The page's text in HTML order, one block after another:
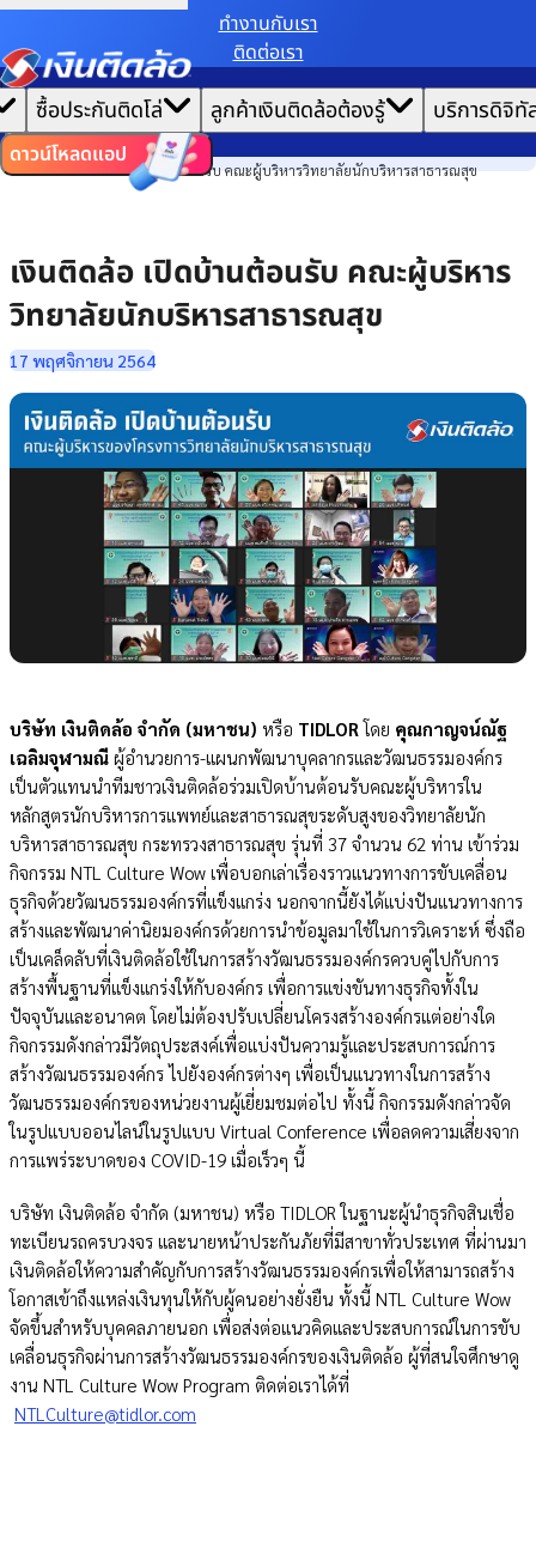
ทํางานกับเรา
ติดต่อเรา
|
ไทย EN
ซื้อประกันติดโล่ ลูกค้าเงินติดล้อต้องรู้ บริการดิจิทั
ดาวน์โหลดแอป
หน้าแรก
ข่าวสาร
องค์กร
เงินติดล้อ เปิดบ้านต้อนรับ คณะผู้บริหารวิทยาลัยนักบริหารสาธารณสุข
เงินติดล้อ เปิดบ้านต้อนรับ คณะผู้บริหาร
วิทยาลัยนักบริหารสาธารณสุข
17 พฤศจิกายน 2564
บริษัท เงินติดล้อ จำกัด (มหาชน) หรือ TIDLORโดย คุณกาญจน์ณัฐ
เฉลิมจุฬามณี ผู้อำนวยการ-แผนกพัฒนาบุคลากรและวัฒนธรรมองค์กร
เป็นตัวแทนนำทีมชาวเงินติดล้อร่วมเปิดบ้านต้อนรับคณะผู้บริหารใน
หลักสูตรนักบริหารการแพทย์และสาธารณสุขระดับสูงของวิทยาลัยนัก
บริหารสาธารณสุข กระทรวงสาธารณสุข รุ่นที่ 37 จำนวน 62 ท่าน เข้าร่วม
กิจกรรม NTL Culture Wow เพื่อบอกเล่าเรื่องราวแนวทางการขับเคลื่อน
ธุรกิจด้วยวัฒนธรรมองค์กรที่แข็งแกร่ง นอกจากนี้ยังได้แบ่งปันแนวทางการ
สร้างและพัฒนาค่านิยมองค์กรด้วยการนำข้อมูลมาใช้ในการวิเคราะห์ ซึ่งถือ
เป็นเคล็ดลับที่เงินติดล้อใช้ในการสร้างวัฒนธรรมองค์กรควบคู่ไปกับการ
สร้างพื้นฐานที่แข็งแกร่งให้กับองค์กร เพื่อการแข่งขันทางธุรกิจทั้งใน
ปัจจุบันและอนาคต โดยไม่ต้องปรับเปลี่ยนโครงสร้างองค์กรแต่อย่างใด
กิจกรรมดังกล่าวมีวัตถุประสงค์เพื่อแบ่งปันความรู้และประสบการณ์การ
สร้างวัฒนธรรมองค์กร ไปยังองค์กรต่างๆ เพื่อเป็นแนวทางในการสร้าง
วัฒนธรรมองค์กรของหน่วยงานผู้เยี่ยมชมต่อไป ทั้งนี้ กิจกรรมดังกล่าวจัด
ในรูปแบบออนไลน์ในรูปแบบ Virtual Conference เพื่อลดความเสี่ยงจาก
การแพร่ระบาดของ COVID-19 เมื่อเร็วๆ นี้
บริษัท เงินติดล้อ จำกัด (มหาชน) หรือ TIDLOR ในฐานะผู้นำธุรกิจสินเชื่อ
ทะเบียนรถครบวงจร และนายหน้าประกันภัยที่มีสาขาทั่วประเทศ ที่ผ่านมา
เงินติดล้อให้ความสำคัญกับการสร้างวัฒนธรรมองค์กรเพื่อให้สามารถสร้าง
โอกาสเข้าถึงแหล่งเงินทุนให้กับผู้คนอย่างยั่งยืน ทั้งนี้ NTL Culture Wow
จัดขึ้นสำหรับบุคคลภายนอก เพื่อส่งต่อแนวคิดและประสบการณ์ในการขับ
เคลื่อนธุรกิจผ่านการสร้างวัฒนธรรมองค์กรของเงินติดล้อ ผู้ที่สนใจศึกษาดู
งาน NTL Culture Wow Program ติดต่อเราได้ที่
NTLCulture@tidlor.com
เราขอเก็บข้อมูลตาม นโยบายการใช้คุกกี้ เพื่อมอบประสบการณ์การใช้งานเว็บไซต์ที่ดีที่สุดให้
คุณ
ตั้งค่าคุกกี้ ยอมรับคุกกี้ทั้งหมด